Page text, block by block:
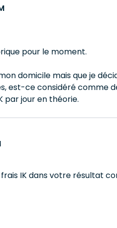
pour le moment.
domicile mais que je
est-ce considéré comme
par jour en théorie.
IK dans votre résultat